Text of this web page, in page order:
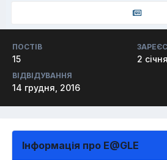
ПОСТІВ
15 2
ВІДВІДУВАННЯ
14 грудня, 2016
Інформація про E@GLE